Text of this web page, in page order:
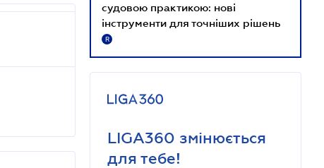
судовою практикою: нові
інструменти для точніших рішень
R
LIGA360 змінюється
для тебе!